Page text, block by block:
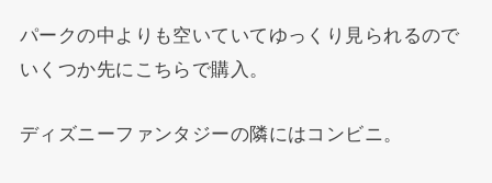
パークの中よりも空いていてゆっくり見られるので
いくつか先にこちらで購入。
ディズニーファンタジーの隣にはコンビニ。